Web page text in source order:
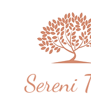
Sereni